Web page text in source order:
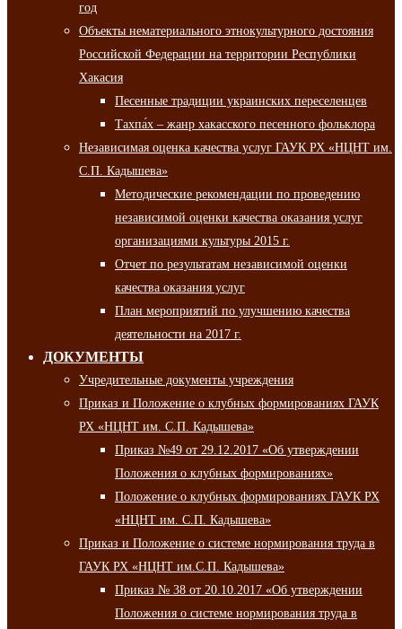
год
Объекты нематериального этнокультурного достояния
Российской Федерации на территории Республики
Хакасия
Песенные традиции украинских переселенцев
Тахпа́х – жанр хакасского песенного фольклора
Независимая оценка качества услуг ГАУК РХ «НЦНТ им.
С.П. Кадышева»
Методические рекомендации по проведению
независимой оценки качества оказания услуг
организациями культуры 2015 г.
Отчет по результатам независимой оценки
качества оказания услуг
План мероприятий по улучшению качества
деятельности на 2017 г.
ДОКУМЕНТЫ
Учредительные документы учреждения
Приказ и Положение о клубных формированиях ГАУК
РХ «НЦНТ им. С.П. Кадышева»
Приказ №49 от 29.12.2017 «Об утверждении
Положения о клубных формированиях»
Положение о клубных формированиях ГАУК РХ
«НЦНТ им. С.П. Кадышева»
Приказ и Положение о системе нормирования труда в
ГАУК РХ «НЦНТ им.С.П. Кадышева»
Приказ № 38 от 20.10.2017 «Об утверждении
Положения о системе нормирования труда в